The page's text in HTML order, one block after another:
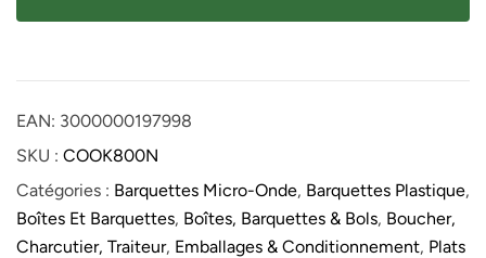
EAN: 3000000197998
SKU : COOK800N
Catégories : Barquettes Micro-Onde, Barquettes Plastique,
Boîtes Et Barquettes, Boîtes, Barquettes & Bols, Boucher,
Charcutier, Traiteur, Emballages & Conditionnement, Plats